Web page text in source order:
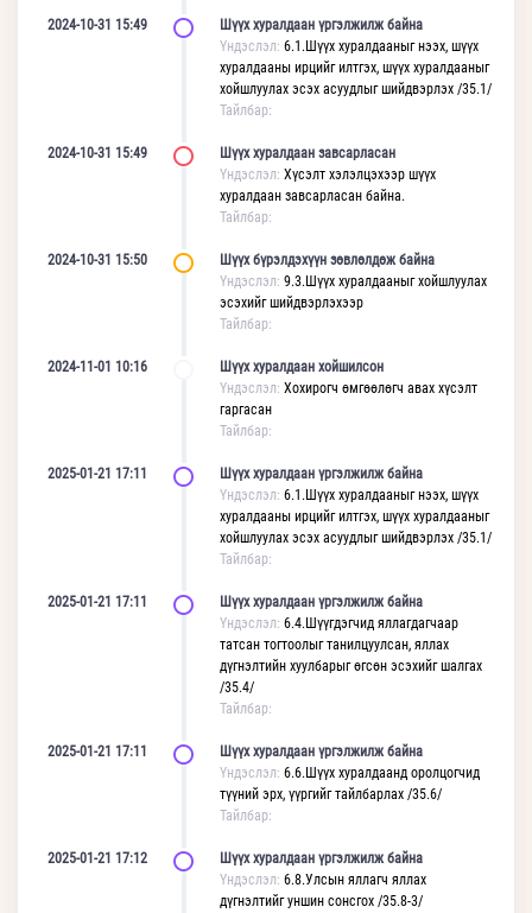
2024-10-31 15:49
Шүүх хуралдаан үргэлжилж байна
Үндэслэл: 6.1.Шүүх хуралдааныг нээх, шүүх
хуралдааны ирцийг илтгэх, шүүх хуралдааныг
хойшлуулах эсэх асуудлыг шийдвэрлэх /35.1/
Тайлбар:
2024-10-31 15:49
Шүүх хуралдаан завсарласан
Үндэслэл: Хүсэлт хэлэлцэхээр шүүх
хуралдаан завсарласан байна.
Тайлбар:
2024-10-31 15:50
Шүүх бүрэлдэхүүн зөвлөлдөж байна
Үндэслэл: 9.3.Шүүх хуралдааныг хойшлуулах
эсэхийг шийдвэрлэхээр
Тайлбар:
2024-11-01 10:16
Шүүх хуралдаан хойшилсон
Үндэслэл: Хохирогч өмгөөлөгч авах хүсэлт
гаргасан
Тайлбар:
2025-01-21 17:11
Шүүх хуралдаан үргэлжилж байна
Үндэслэл: 6.1.Шүүх хуралдааныг нээх, шүүх
хуралдааны ирцийг илтгэх, шүүх хуралдааныг
хойшлуулах эсэх асуудлыг шийдвэрлэх /35.1/
Тайлбар:
2025-01-21 17:11
Шүүх хуралдаан үргэлжилж байна
Үндэслэл: 6.4.Шүүгдэгчид яллагдагчаар
татсан тогтоолыг танилцуулсан, яллах
дүгнэлтийн хуулбарыг өгсөн эсэхийг шалгах
/35.4/
Тайлбар:
2025-01-21 17:11
Шүүх хуралдаан үргэлжилж байна
Үндэслэл: 6.6.Шүүх хуралдаанд оролцогчид
түүний эрх, үүргийг тайлбарлах /35.6/
Тайлбар:
2025-01-21 17:12
Шүүх хуралдаан үргэлжилж байна
Үндэслэл: 6.8.Улсын яллагч яллах
дүгнэлтийг уншин сонсгох /35.8-3/